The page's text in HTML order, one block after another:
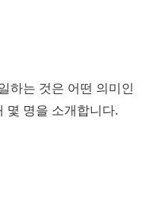
하는 것은 어떤 의미인
몇 명을 소개합니다.